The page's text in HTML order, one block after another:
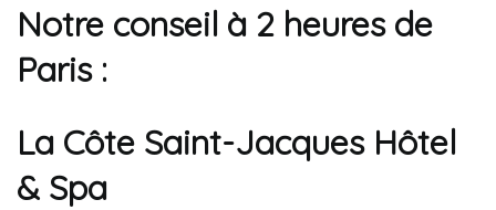
Notre conseil à 2 heures de
Paris :
La Côte Saint-Jacques Hôtel
& Spa